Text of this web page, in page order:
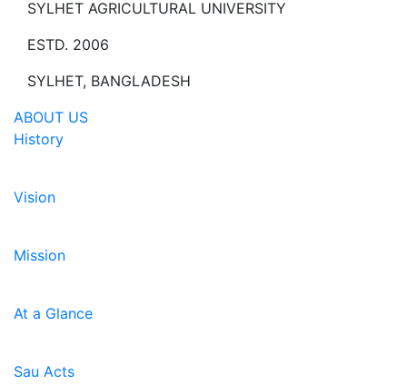
SYLHET AGRICULTURAL UNIVERSITY
ESTD. 2006
SYLHET, BANGLADESH
ABOUT US
History
Vision
Mission
At a Glance
Sau Acts